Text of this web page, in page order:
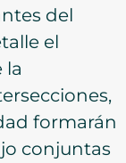
del
el
la
formarán
conjuntas